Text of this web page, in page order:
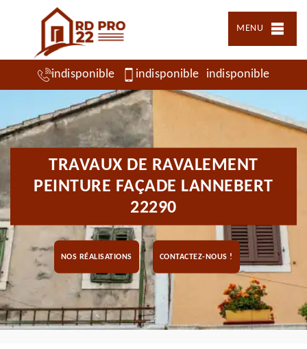
MENU
indisponible indisponible indisponible
TRAVAUX DE RAVALEMENT
PEINTURE FAÇADE LANNEBERT
22290
NOS RÉALISATIONS CONTACTEZ-NOUS !